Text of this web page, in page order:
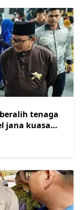
tenaga
jana kuasa